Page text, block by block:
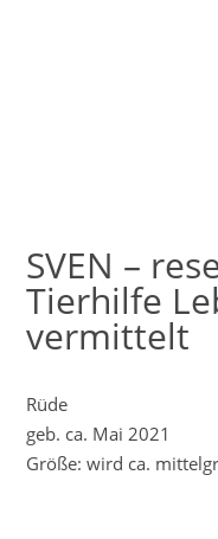
SVEN –
Tierhilfe
vermittelt
Rüde
geb. ca. Mai 2021
Größe: wird ca.